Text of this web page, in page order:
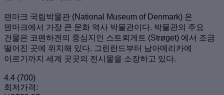
덴마크 국립박물관 (National Museum of Denmark) 은
덴마크에서 가장 큰 문화 역사 박물관이다. 박물관의 주요
건물은 코펜하겐의 중심지인 스트뢰게트 (Strøget) 에서 조금
떨어진 곳에 위치해 있다. 그린란드부터 남아메리카에
이르기까지 세계 곳곳의 전시물을 소장하고 있다.
4.4 (700)
최저가격: